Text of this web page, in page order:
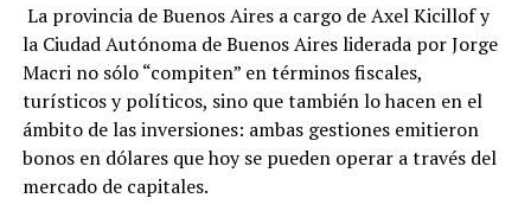
La provincia de Buenos Aires a cargo de Axel Kicillof y
la Ciudad Autónoma de Buenos Aires liderada por Jorge
Macri no sólo “compiten” en términos fiscales,
turísticos y políticos, sino que también lo hacen en el
ámbito de las inversiones: ambas gestiones emitieron
bonos en dólares que hoy se pueden operar a través del
mercado de capitales.